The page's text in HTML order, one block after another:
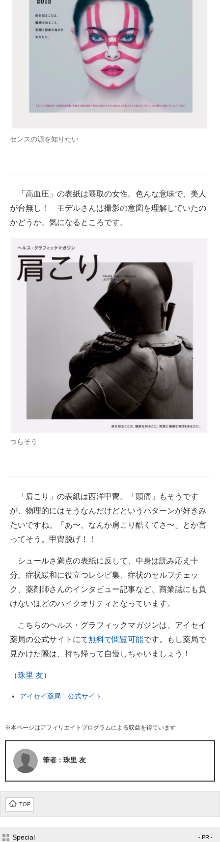
センスの源を知りたい
「高血圧」の表紙は隈取の女性。色んな意味で、美人
が台無し！ モデルさんは撮影の意図を理解していたの
かどうか、気になるところです。
つらそう
「肩こり」の表紙は西洋甲冑。「頭痛」もそうです
が、物理的にはそうなんだけどというパターンが好きみ
たいですね。「あ〜、なんか肩こり酷くてさ〜」とか言
ってそう。甲冑脱げ！！
シュールさ満点の表紙に反して、中身は読み応え十
分。症状緩和に役立つレシピ集、症状のセルフチェッ
ク、薬剤師さんのインタビュー記事など、商業誌にも負
けないほどのハイクオリティとなっています。
こちらのヘルス・グラフィックマガジンは、アイセイ
薬局の公式サイトにて無料で閲覧可能です。もし薬局で
見かけた際は、持ち帰って自慢しちゃいましょう！
（珠里 友）
アイセイ薬局 公式サイト
※本ページはアフィリエイトプログラムによる収益を得ています
筆者：珠里 友
TOP
Special - PR -